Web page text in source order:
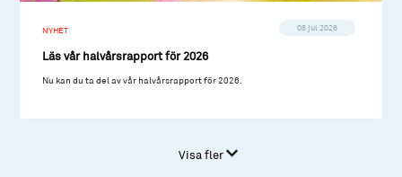
NYHET 08 jul 2026
Läs vår halvårsrapport för 2026
Nu kan du ta del av vår halvårsrapport för 2026.
Visa fler